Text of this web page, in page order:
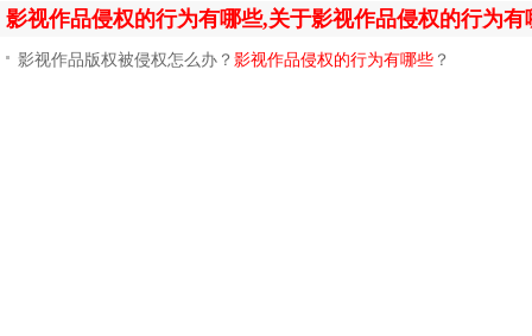
影视作品侵权的行为有哪些,关于影视作品侵权的行为
影视作品版权被侵权怎么办？影视作品侵权的行为有哪些 ？